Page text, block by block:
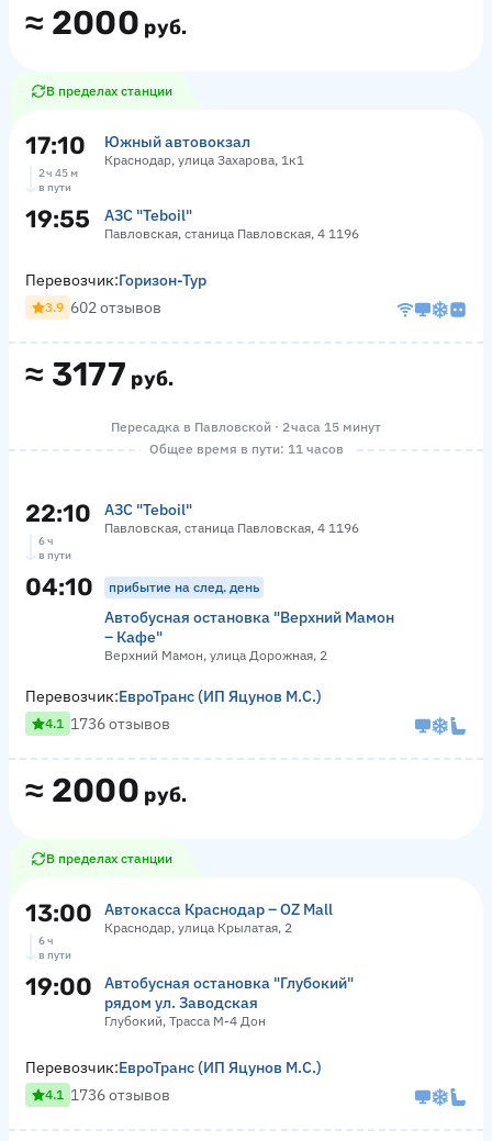
≈ 2000 руб.
В пределах станции
17:10 Южный автовокзал
Краснодар, улица Захарова, 1к1
2 ч 45 м
в пути
19:55 АЗС "Teboil"
Павловская, станица Павловская, 4 1196
≈ 3177 руб.
Перевозчик:Горизон-Тур
3.9 602 отзывов
Пересадка в Павловской · 2 часа 15 минут
Общее время в пути: 11 часов
22:10 АЗС "Teboil"
Павловская, станица Павловская, 4 1196
6 ч
в пути
04:10 прибытие на след. день
Автобусная остановка "Верхний Мамон
– Кафе"
Верхний Мамон, улица Дорожная, 2
≈ 2000 руб.
Перевозчик:ЕвроТранс (ИП Яцунов М.С.)
4.1 1736 отзывов
В пределах станции
13:00 Автокасса Краснодар – OZ Mall
Краснодар, улица Крылатая, 2
6 ч
в пути
19:00
Автобусная остановка "Глубокий"
рядом ул. Заводская
Глубокий, Трасса М-4 Дон
Перевозчик:ЕвроТранс (ИП Яцунов М.С.)
4.1 1736 отзывов